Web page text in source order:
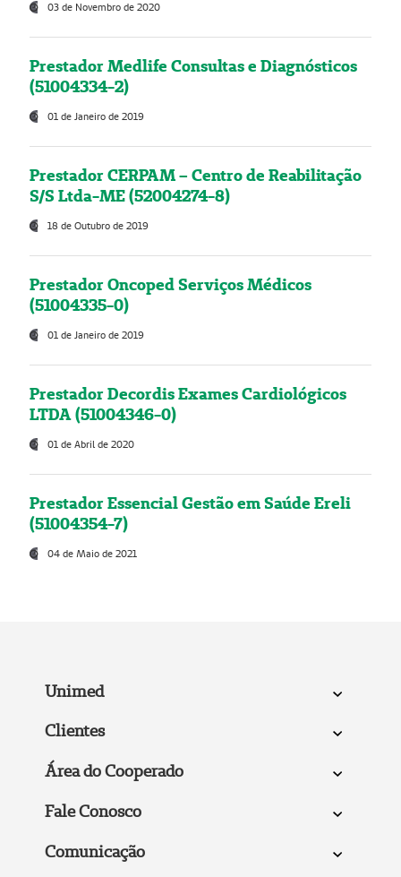
03 de Novembro de 2020
Prestador Medlife Consultas e Diagnósticos
(51004334-2)
01 de Janeiro de 2019
Prestador CERPAM – Centro de Reabilitação
S/S Ltda-ME (52004274-8)
18 de Outubro de 2019
Prestador Oncoped Serviços Médicos
(51004335-0)
01 de Janeiro de 2019
Prestador Decordis Exames Cardiológicos
LTDA (51004346-0)
01 de Abril de 2020
Prestador Essencial Gestão em Saúde Ereli
(51004354-7)
04 de Maio de 2021
Unimed
Clientes
Área do Cooperado
Fale Conosco
Comunicação